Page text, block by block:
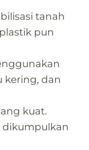
tanah
pun
kering, dan
kuat.
dikumpulkan